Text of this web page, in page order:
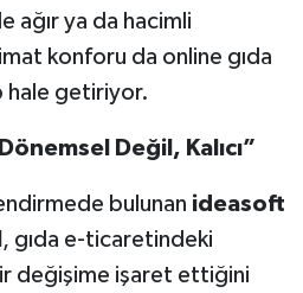
ağır ya da hacimli
konforu da online gıda
hale getiriyor.
Değil, Kalıcı”
bulunan ideasoft
, gıda e-ticaretindeki
değişime işaret ettiğini